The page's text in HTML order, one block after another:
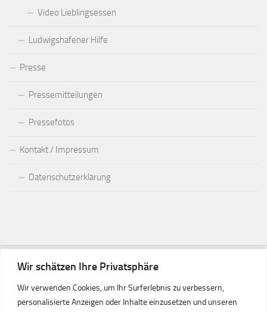
Wir schätzen Ihre Privatsphäre
Wir verwenden Cookies, um Ihr Surferlebnis zu verbessern,
personalisierte Anzeigen oder Inhalte einzusetzen und unseren
Video Lieblingsessen
Ludwigshafener Hilfe
Presse
Pressemitteilungen
Pressefotos
Kontakt / Impressum
Datenschutzerklärung